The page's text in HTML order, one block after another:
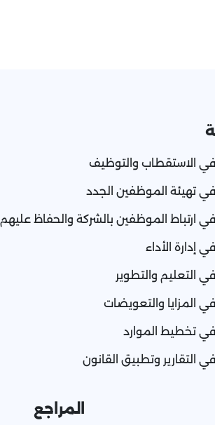
في الاستقطاب والتوظيف
تهيئة الموظفين الجدد
ارتباط الموظفين بالشركة والحفاظ عليهم
إدارة الأداء
التعليم والتطوير
المزايا والتعويضات
في تخطيط الموارد
التقارير وتطبيق القانون
المراجع